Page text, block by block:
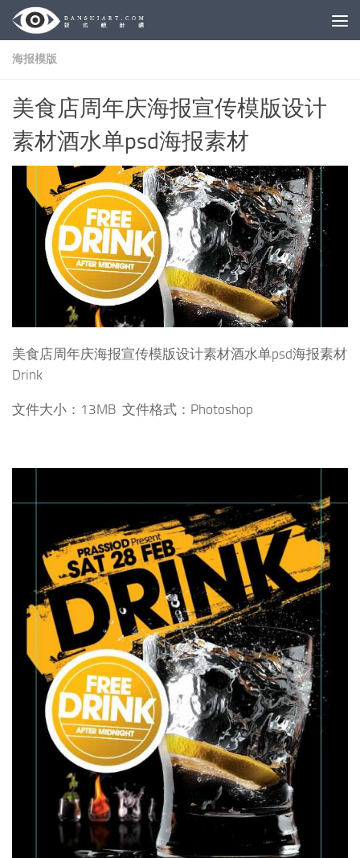
Skip to content
海报模版
美食店周年庆海报宣传模版设计
素材酒水单psd海报素材
美食店周年庆海报宣传模版设计素材酒水单psd海报素材
Drink
文件大小：13MB 文件格式：Photoshop